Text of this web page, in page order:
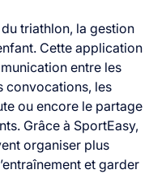
triathlon, la gestion
Cette application
entre les
convocations, les
ou encore le partage
Grâce à SportEasy,
organiser plus
et garder